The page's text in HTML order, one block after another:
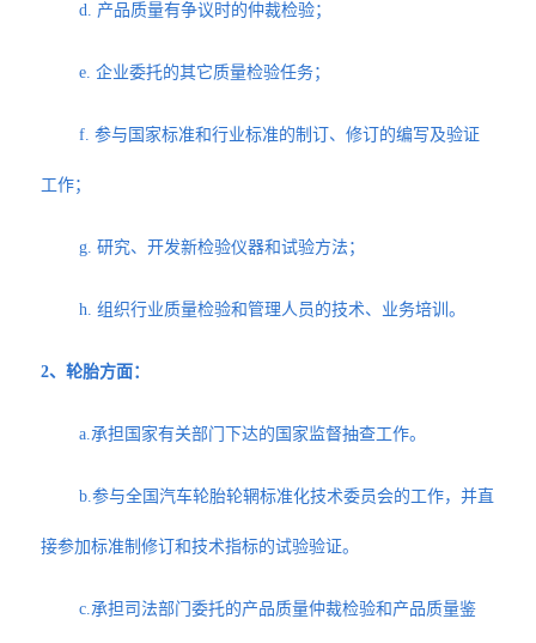
d. 产品质量有争议时的仲裁检验；
e. 企业委托的其它质量检验任务；
f. 参与国家标准和行业标准的制订、修订的编写及验证
工作；
g. 研究、开发新检验仪器和试验方法；
h. 组织行业质量检验和管理人员的技术、业务培训。
2、轮胎方面：
a.承担国家有关部门下达的国家监督抽查工作。
b.参与全国汽车轮胎轮辋标准化技术委员会的工作，并直
接参加标准制修订和技术指标的试验验证。
c.承担司法部门委托的产品质量仲裁检验和产品质量鉴